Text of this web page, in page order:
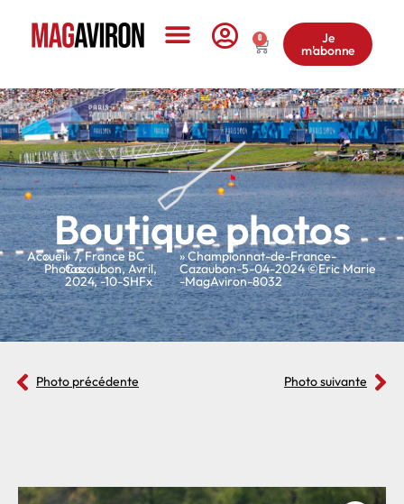
0 Je
m'abonne
Boutique photos
Accueil
»
Photos
»7,France BC
Cazaubon,Avril,
2024,-10-SHFx
» Championnat-de-France-
Cazaubon-5-04-2024 ©Eric Marie
-MagAviron-8032
Photo précédente Photo suivante